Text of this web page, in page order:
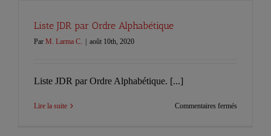
Liste JDR par Ordre Alphabétique
Par M. Larma C. août 10th, 2020
Liste JDR par Ordre Alphabétique. [...]
Lire la suite Commentaires fermés